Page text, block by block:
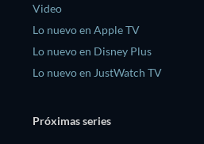
Video
Lo nuevo en Apple TV
Lo nuevo en Disney Plus
Lo nuevo en JustWatch TV
Próximas series